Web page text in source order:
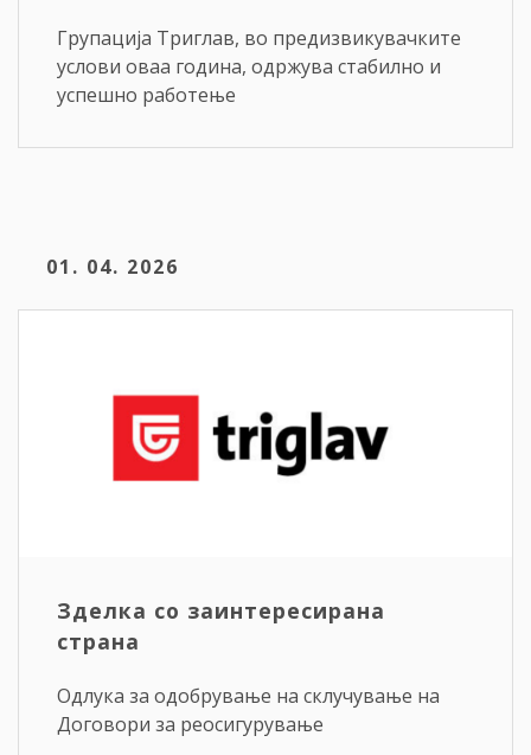
Групација Триглав, во предизвикувачките
услови оваа година, одржува стабилно и
успешно работење
01. 04. 2026
Зделка со заинтересирана
страна
Одлука за одобрување на склучување на
Договори за реосигурување